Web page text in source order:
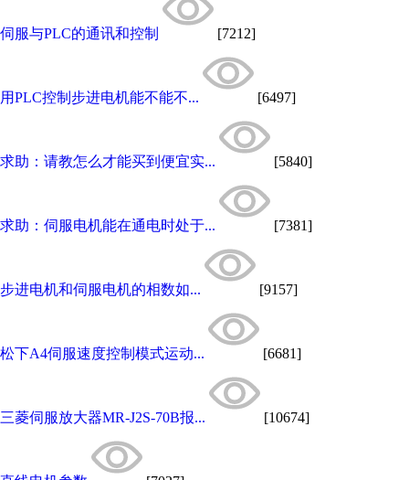
伺服与PLC的通讯和控制 [7212]
用PLC控制步进电机能不能不... [6497]
求助：请教怎么才能买到便宜实... [5840]
求助：伺服电机能在通电时处于... [7381]
步进电机和伺服电机的相数如... [9157]
松下A4伺服速度控制模式运动... [6681]
三菱伺服放大器MR-J2S-70B报... [10674]